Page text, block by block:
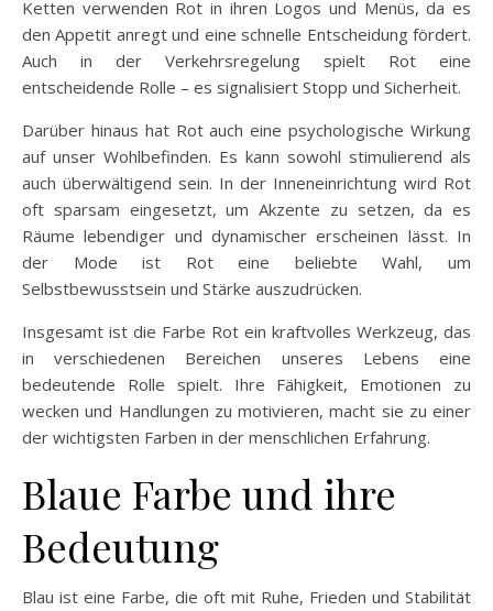
Ketten verwenden Rot in ihren Logos und Menüs, da es
den Appetit anregt und eine schnelle Entscheidung fördert.
Auch in der Verkehrsregelung spielt Rot eine
entscheidende Rolle – es signalisiert Stopp und Sicherheit.
Darüber hinaus hat Rot auch eine psychologische Wirkung
auf unser Wohlbefinden. Es kann sowohl stimulierend als
auch überwältigend sein. In der Inneneinrichtung wird Rot
oft sparsam eingesetzt, um Akzente zu setzen, da es
Räume lebendiger und dynamischer erscheinen lässt. In
der Mode ist Rot eine beliebte Wahl, um
Selbstbewusstsein und Stärke auszudrücken.
Insgesamt ist die Farbe Rot ein kraftvolles Werkzeug, das
in verschiedenen Bereichen unseres Lebens eine
bedeutende Rolle spielt. Ihre Fähigkeit, Emotionen zu
wecken und Handlungen zu motivieren, macht sie zu einer
der wichtigsten Farben in der menschlichen Erfahrung.
Blaue Farbe und ihre
Bedeutung
Blau ist eine Farbe, die oft mit Ruhe, Frieden und Stabilität